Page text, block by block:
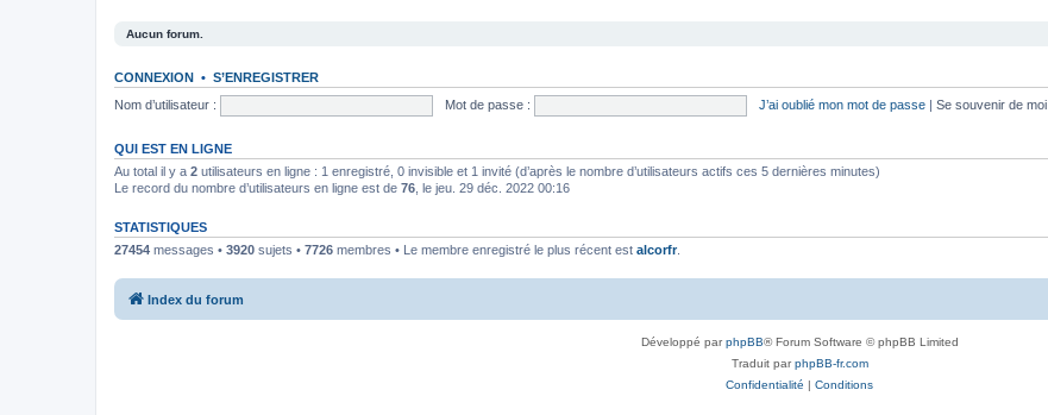
Aucun forum.
CONNEXION • S’ENREGISTRER
Nom d’utilisateur :
Mot de passe : J’ai oublié mon mot de passe | Se souvenir de moi
QUI EST EN LIGNE
Au total il y a 2 utilisateurs en ligne : 1 enregistré, 0 invisible et 1 invité (d’après le nombre d’utilisateurs actifs ces 5 dernières minutes)
Le record du nombre d’utilisateurs en ligne est de 76 , le jeu. 29 déc. 2022 00:16
STATISTIQUES
27454 messages • 3920 sujets • 7726 membres • Le membre enregistré le plus récent est alcorfr.
Index du forum
Développé parphpBB® Forum Software © phpBB Limited
Traduit parphpBB-fr.com
Confidentialité | Conditions